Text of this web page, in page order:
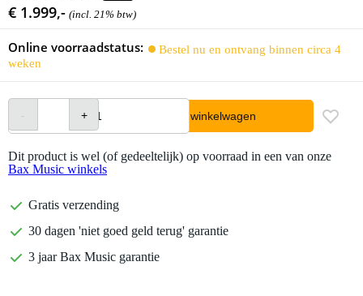
€ 1.999,- (incl. 21% btw)
Online voorraadstatus:
Bestel nu en ontvang binnen circa 4
weken
In winkelwagen
Dit product is wel (of gedeeltelijk) op voorraad in een van onze
Bax Music winkels
Gratis verzending
30 dagen 'niet goed geld terug' garantie
3 jaar Bax Music garantie